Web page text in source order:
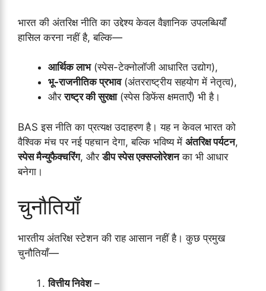
भारत की अंतरिक्ष नीति का उद्देश्य केवल वैज्ञानिक उपलब्धियाँ
हासिल करना नहीं है, बल्कि—
आर्थिक लाभ(स्पेस-टेक्नोलॉजी आधारित उद्योग),
भू-राजनीतिक प्रभाव(अंतरराष्ट्रीय सहयोग में नेतृत्व),
औरराष्ट्र की सुरक्षा(स्पेस डिफेंस क्षमताएँ) भी है।
BAS इस नीति का प्रत्यक्ष उदाहरण है। यह न केवल भारत को
वैश्विक मंच पर नई पहचान देगा, बल्कि भविष्य में अंतरिक्ष पर्यटन,
स्पेस मैन्युफैक्चरिंग, औरडीप स्पेस एक्सप्लोरेशनका भी आधार
बनेगा।
चुनौतियाँ
भारतीय अंतरिक्ष स्टेशन की राह आसान नहीं है। कुछ प्रमुख
चुनौतियाँ—
वित्तीय निवेश–